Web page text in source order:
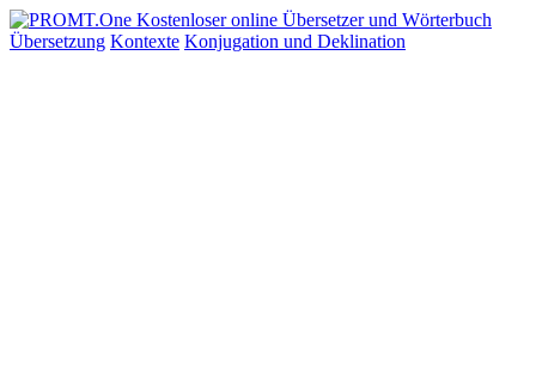
Übersetzung Kontexte Konjugation und Deklination